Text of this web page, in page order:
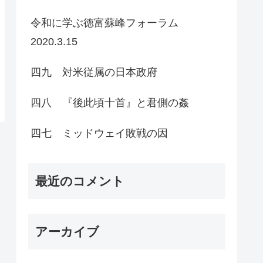
令和に学ぶ徳富蘇峰フォーラム
2020.3.15
四九 対米従属の日本政府
四八 『後此頃十首』と君側の姦
四七 ミッドウェイ敗戦の因
最近のコメント
アーカイブ